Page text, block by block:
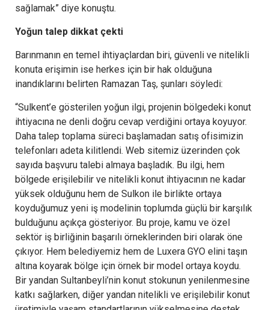
sağlamak” diye konuştu.
Yoğun talep dikkat çekti
Barınmanın en temel ihtiyaçlardan biri, güvenli ve nitelikli
konuta erişimin ise herkes için bir hak olduğuna
inandıklarını belirten Ramazan Taş, şunları söyledi:
“Sulkent’e gösterilen yoğun ilgi, projenin bölgedeki konut
ihtiyacına ne denli doğru cevap verdiğini ortaya koyuyor.
Daha talep toplama süreci başlamadan satış ofisimizin
telefonları adeta kilitlendi. Web sitemiz üzerinden çok
sayıda başvuru talebi almaya başladık. Bu ilgi, hem
bölgede erişilebilir ve nitelikli konut ihtiyacının ne kadar
yüksek olduğunu hem de Sulkon ile birlikte ortaya
koyduğumuz yeni iş modelinin toplumda güçlü bir karşılık
bulduğunu açıkça gösteriyor. Bu proje, kamu ve özel
sektör iş birliğinin başarılı örneklerinden biri olarak öne
çıkıyor. Hem belediyemiz hem de Luxera GYO elini taşın
altına koyarak bölge için örnek bir model ortaya koydu.
Bir yandan Sultanbeyli’nin konut stokunun yenilenmesine
katkı sağlarken, diğer yandan nitelikli ve erişilebilir konut